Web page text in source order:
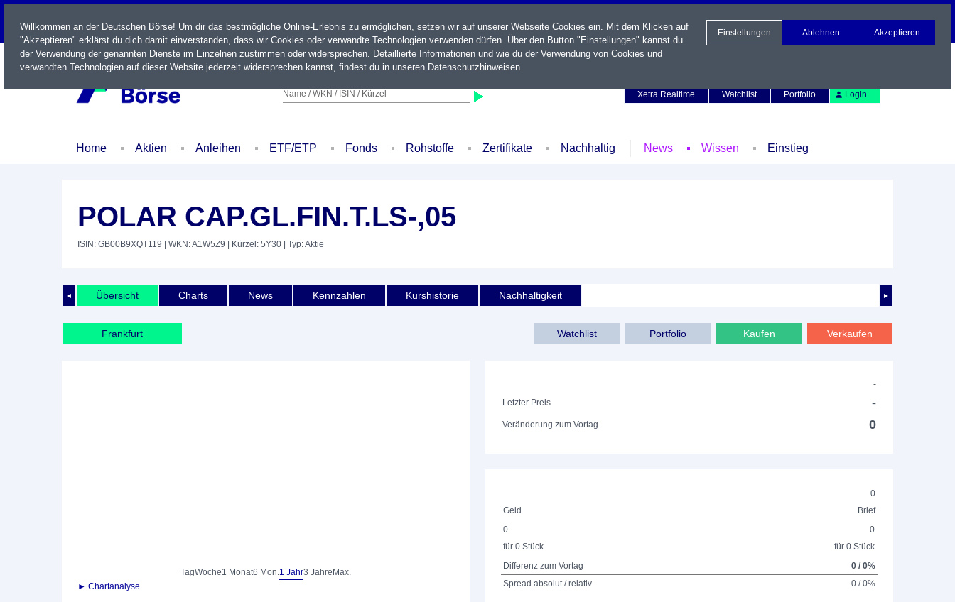
LIVE
Name / WKN / ISIN / Kürzel
Xetra Realtime
Watchlist Portfolio Login
Home Aktien Anleihen ETF/ETP Fonds Rohstoffe Zertifikate Nachhaltig News Wissen Einstieg
POLAR CAP.GL.FIN.T.LS-,05
ISIN: GB00B9XQT119 | WKN: A1W5Z9 | Kürzel: 5Y30 | Typ: Aktie
◄ ►
Übersicht Charts News Kennzahlen Kurshistorie Nachhaltigkeit
Frankfurt Watchlist Portfolio Kaufen Verkaufen
TagWoche1 Monat6 Mon.1 Jahr3 Jahre Max.
► Chartanalyse
-
Letzter Preis
-
Veränderung zum Vortag 0
0
Geld
Brief
0
für 0 Stück
0
für 0 Stück
Differenz zum Vortag
0 / 0%
Spread absolut / relativ
0 / 0%
Willkommen an der Deutschen Börse! Um dir das bestmögliche Online-Erlebnis zu ermöglichen, setzen wir auf unserer Webseite Cookies ein. Mit dem Klicken auf
"Akzeptieren" erklärst du dich damit einverstanden, dass wir Cookies oder verwandte Technologien verwenden dürfen. Über den Button "Einstellungen" kannst du
der Verwendung der genannten Dienste im Einzelnen zustimmen oder widersprechen. Detaillierte Informationen und wie du der Verwendung von Cookies und
verwandten Technologien auf dieser Website jederzeit widersprechen kannst, findest du in unseren Datenschutzhinweisen.
Einstellungen Ablehnen Akzeptieren